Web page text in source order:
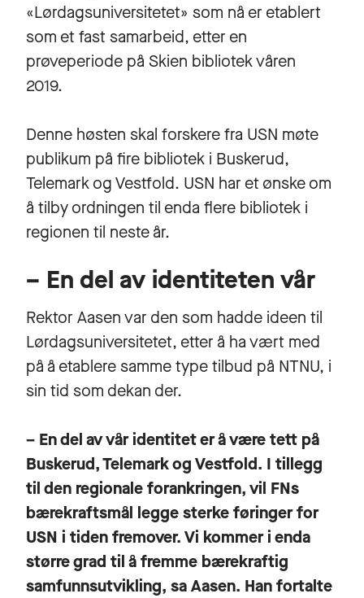
«Lørdagsuniversitetet» som nå er etablert
som et fast samarbeid, etter en
prøveperiode på Skien bibliotek våren
2019.
Denne høsten skal forskere fra USN møte
publikum på fire bibliotek i Buskerud,
Telemark og Vestfold. USN har et ønske om
å tilby ordningen til enda flere bibliotek i
regionen til neste år.
– En del av identiteten vår
Rektor Aasen var den som hadde ideen til
Lørdagsuniversitetet, etter å ha vært med
på å etablere samme type tilbud på NTNU, i
sin tid som dekan der.
– En del av vår identitet er å være tett på
Buskerud, Telemark og Vestfold. I tillegg
til den regionale forankringen, vil FNs
bærekraftsmål legge sterke føringer for
USN i tiden fremover. Vi kommer i enda
større grad til å fremme bærekraftig
samfunnsutvikling, sa Aasen. Han fortalte